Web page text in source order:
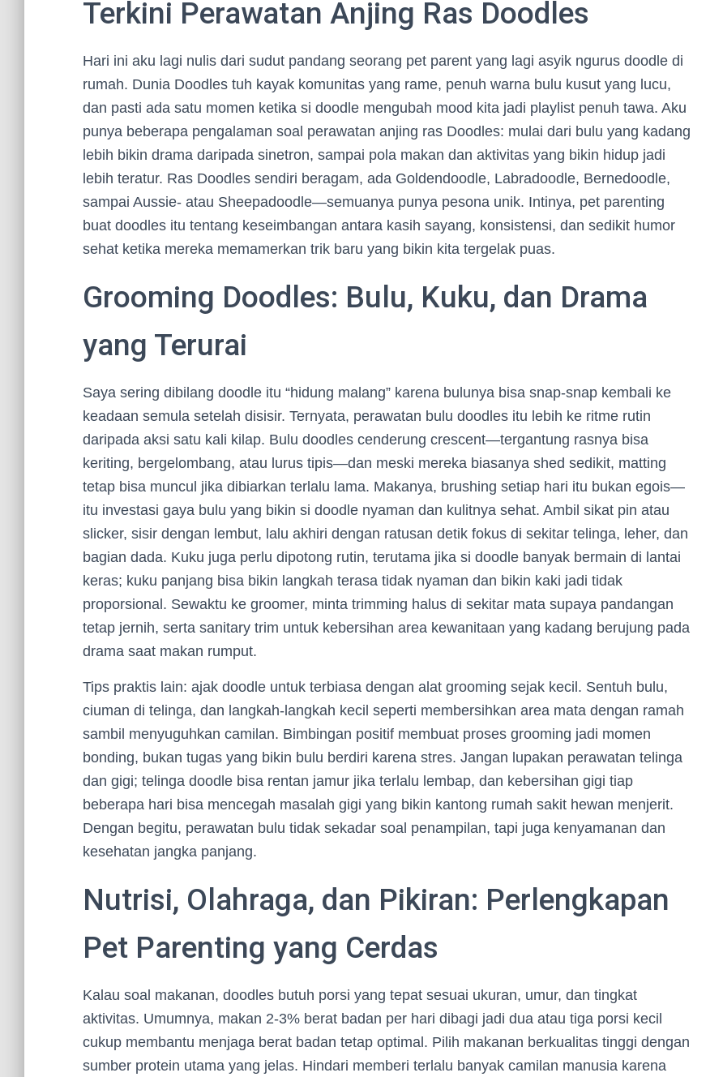
Terkini Perawatan Anjing Ras Doodles
Hari ini aku lagi nulis dari sudut pandang seorang pet parent yang lagi asyik ngurus doodle di
rumah. Dunia Doodles tuh kayak komunitas yang rame, penuh warna bulu kusut yang lucu,
dan pasti ada satu momen ketika si doodle mengubah mood kita jadi playlist penuh tawa. Aku
punya beberapa pengalaman soal perawatan anjing ras Doodles: mulai dari bulu yang kadang
lebih bikin drama daripada sinetron, sampai pola makan dan aktivitas yang bikin hidup jadi
lebih teratur. Ras Doodles sendiri beragam, ada Goldendoodle, Labradoodle, Bernedoodle,
sampai Aussie- atau Sheepadoodle—semuanya punya pesona unik. Intinya, pet parenting
buat doodles itu tentang keseimbangan antara kasih sayang, konsistensi, dan sedikit humor
sehat ketika mereka memamerkan trik baru yang bikin kita tergelak puas.
Grooming Doodles: Bulu, Kuku, dan Drama
yang Terurai
Saya sering dibilang doodle itu “hidung malang” karena bulunya bisa snap-snap kembali ke
keadaan semula setelah disisir. Ternyata, perawatan bulu doodles itu lebih ke ritme rutin
daripada aksi satu kali kilap. Bulu doodles cenderung crescent—tergantung rasnya bisa
keriting, bergelombang, atau lurus tipis—dan meski mereka biasanya shed sedikit, matting
tetap bisa muncul jika dibiarkan terlalu lama. Makanya, brushing setiap hari itu bukan egois—
itu investasi gaya bulu yang bikin si doodle nyaman dan kulitnya sehat. Ambil sikat pin atau
slicker, sisir dengan lembut, lalu akhiri dengan ratusan detik fokus di sekitar telinga, leher, dan
bagian dada. Kuku juga perlu dipotong rutin, terutama jika si doodle banyak bermain di lantai
keras; kuku panjang bisa bikin langkah terasa tidak nyaman dan bikin kaki jadi tidak
proporsional. Sewaktu ke groomer, minta trimming halus di sekitar mata supaya pandangan
tetap jernih, serta sanitary trim untuk kebersihan area kewanitaan yang kadang berujung pada
drama saat makan rumput.
Tips praktis lain: ajak doodle untuk terbiasa dengan alat grooming sejak kecil. Sentuh bulu,
ciuman di telinga, dan langkah-langkah kecil seperti membersihkan area mata dengan ramah
sambil menyuguhkan camilan. Bimbingan positif membuat proses grooming jadi momen
bonding, bukan tugas yang bikin bulu berdiri karena stres. Jangan lupakan perawatan telinga
dan gigi; telinga doodle bisa rentan jamur jika terlalu lembap, dan kebersihan gigi tiap
beberapa hari bisa mencegah masalah gigi yang bikin kantong rumah sakit hewan menjerit.
Dengan begitu, perawatan bulu tidak sekadar soal penampilan, tapi juga kenyamanan dan
kesehatan jangka panjang.
Nutrisi, Olahraga, dan Pikiran: Perlengkapan
Pet Parenting yang Cerdas
Kalau soal makanan, doodles butuh porsi yang tepat sesuai ukuran, umur, dan tingkat
aktivitas. Umumnya, makan 2-3% berat badan per hari dibagi jadi dua atau tiga porsi kecil
cukup membantu menjaga berat badan tetap optimal. Pilih makanan berkualitas tinggi dengan
sumber protein utama yang jelas. Hindari memberi terlalu banyak camilan manusia karena